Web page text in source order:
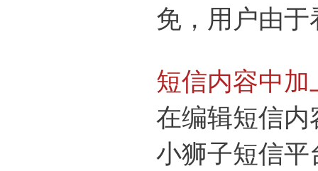
免，用户由
短信内容中
在编辑短信
小狮子短信平